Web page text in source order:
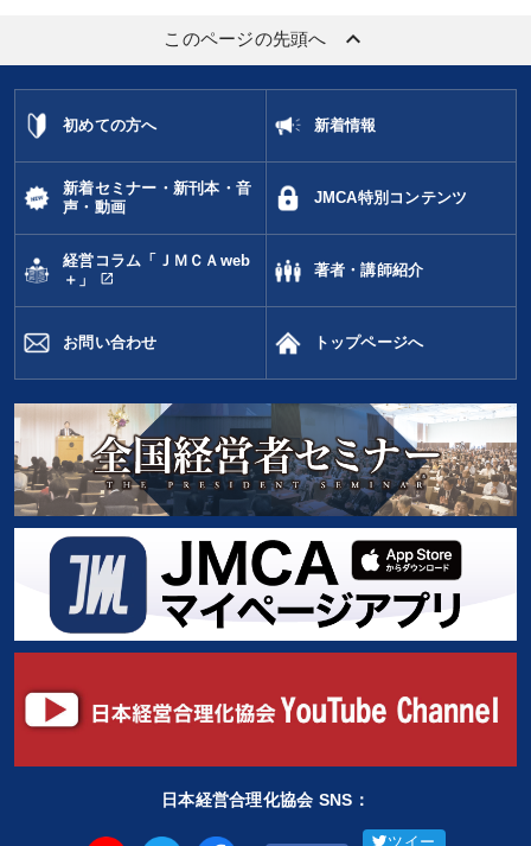
このページの先頭へ keyboard_arrow_up
初めての方へ 新着情報
新着セミナー・新刊本・音
声・動画
JMCA特別コンテンツ
経営コラム「ＪＭＣＡweb
＋」
open_in_new
著者・講師紹介
お問い合わせ トップページへ
日本経営合理化協会 SNS：
ツイー